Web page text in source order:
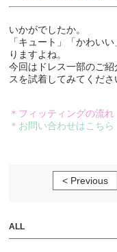
いかがでしたか。
「キュート」「かわい
りますよね。
今回はドレス一部のご
スを試着してみてくださ
＊フィッティングの流れ
＊お問い合わせはこちら
< Previous
ALL